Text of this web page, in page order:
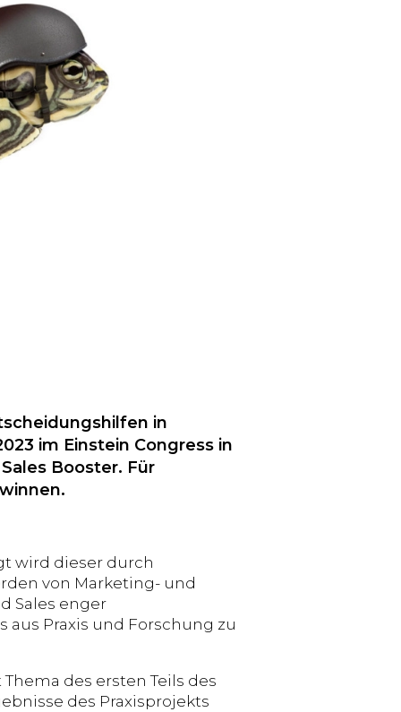
in
im Einstein Congress in
Booster. Für
wird dieser durch
von Marketing- und
Sales enger
Praxis und Forschung zu
des ersten Teils des
des Praxisprojekts